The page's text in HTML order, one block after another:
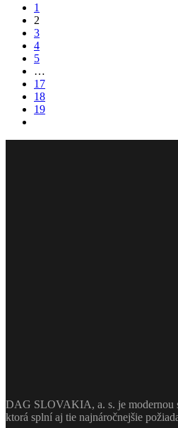
1
2
3
4
5
…
17
18
19
DAG SLOVAKIA, a. s. je modernou
ktorá splní aj tie najnáročnejšie